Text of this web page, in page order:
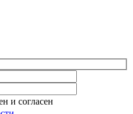
и согласен